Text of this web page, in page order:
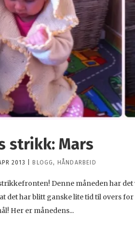
strikk: Mars
2013 BLOGG , HÅNDARBEID
Denne måneden har
det har blitt ganske lite tid til overs
Her er månedens...